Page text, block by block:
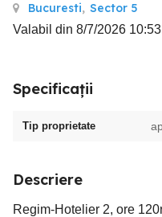
Bucuresti, Sector 5
Valabil din 8/7/2026
Specificații
Tip proprietate
Descriere
Regim-Hotelier 2, ore